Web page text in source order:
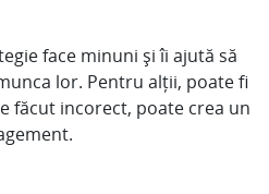
face minuni și îi ajută să
lor. Pentru alții, poate fi
făcut incorect, poate crea un